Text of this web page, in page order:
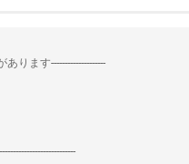
あります--------------------